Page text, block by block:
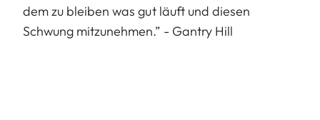
dem zu bleiben was gut läuft und diesen
Schwung mitzunehmen.” - Gantry Hill